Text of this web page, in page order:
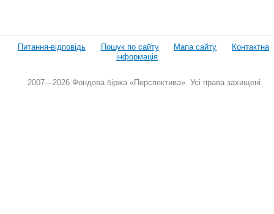
Питання-відповідь Пошук по сайту Мапа сайту
Контактна
інформація
2007—2026 Фондова біржа «Перспектива». Усі права захищені.